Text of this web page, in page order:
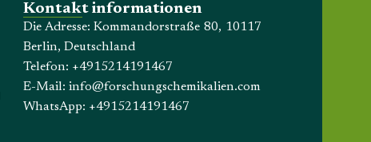
Kontakt informationen
Die Adresse: Kommandorstraße 80, 10117
Berlin, Deutschland
Telefon: +4915214191467
E-Mail: info@forschungschemikalien.com
WhatsApp: +4915214191467